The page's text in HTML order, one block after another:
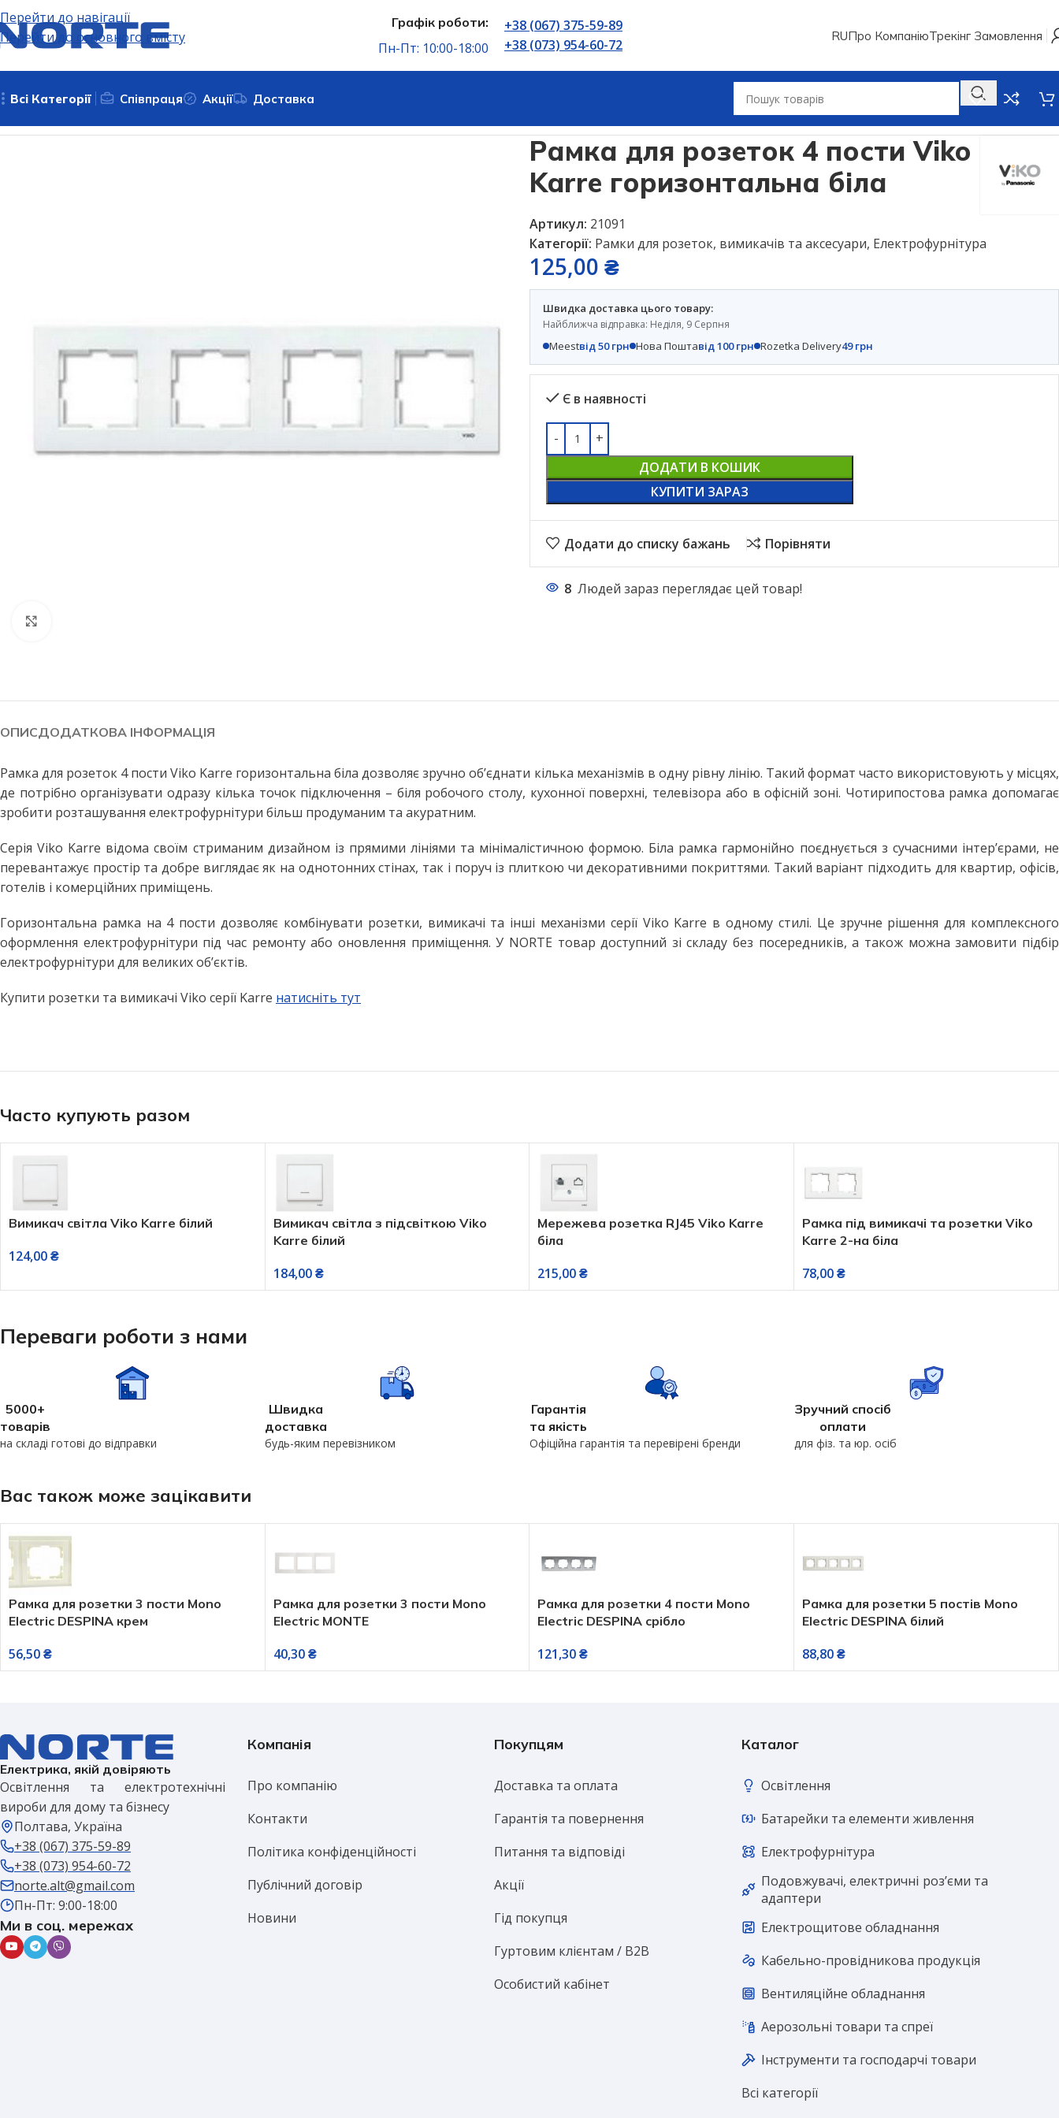
Перейти до навігації
Перейти до основного вмісту
Графік роботи:
Пн-Пт: 10:00-18:00
+38 (067) 375-59-89
+38 (073) 954-60-72
RUПро КомпаніюТрекінг Замовлення
Всі Категорії
Філаментні лампи
Декоративні лампи
Промислові лампи
Інфрачервоні лампи
ВУЛИЧНЕ ОСВІТЛЕННЯ
Прожектори світлодіодні
Вуличні ліхтарі
Вулична гірлянда
ОСВІТЛЕННЯ
Стельові світильники з пультом
Бра та настінні світильники
Точкові світильники
Підвісні світильники
Меблеві світильники
Споти
LED панелі армстронг
Лінійні світильники
ЛІХТАРІ ТА ПЕРЕНОСНІ ЛАМПИ
Ручні ліхтарі
Переносні лампи
КОМПЛЕКТУЮЧІ ДЛЯ
ОСВІТЛЕННЯ
Патрони для ламп
Співпраця Акції Доставка
Рамка для розеток 4 пости Viko
Karre горизонтальна біла
Артикул: 21091
Категорії: Рамки для розеток, вимикачів та аксесуари, Електрофурнітура
125,00 ₴
Швидка доставка цього товару:
Найближча відправка: Неділя, 9 Серпня
Meestвід 50 грн Нова Поштавід 100 грн Rozetka Delivery49 грн
Є в наявності
ДОДАТИ В КОШИК
КУПИТИ ЗАРАЗ
Додати до списку бажань Порівняти
8 Людей зараз переглядає цей товар!
ОПИСДОДАТКОВА ІНФОРМАЦІЯ
Рамка для розеток 4 пости Viko Karre горизонтальна біла дозволяє зручно об’єднати кілька механізмів в одну рівну лінію. Такий формат часто використовують у місцях,
де потрібно організувати одразу кілька точок підключення – біля робочого столу, кухонної поверхні, телевізора або в офісній зоні. Чотирипостова рамка допомагає
зробити розташування електрофурнітури більш продуманим та акуратним.
Серія Viko Karre відома своїм стриманим дизайном із прямими лініями та мінімалістичною формою. Біла рамка гармонійно поєднується з сучасними інтер’єрами, не
перевантажує простір та добре виглядає як на однотонних стінах, так і поруч із плиткою чи декоративними покриттями. Такий варіант підходить для квартир, офісів,
готелів і комерційних приміщень.
Горизонтальна рамка на 4 пости дозволяє комбінувати розетки, вимикачі та інші механізми серії Viko Karre в одному стилі. Це зручне рішення для комплексного
оформлення електрофурнітури під час ремонту або оновлення приміщення. У NORTE товар доступний зі складу без посередників, а також можна замовити підбір
електрофурнітури для великих об’єктів.
Купити розетки та вимикачі Viko серії Karre натисніть тут
Часто купують разом
Вимикач світла Viko Karre білий
124,00₴
Вимикач світла з підсвіткою Viko
Karre білий
184,00₴
Мережева розетка RJ45 Viko Karre
біла
215,00₴
Рамка під вимикачі та розетки Viko
Karre 2-на біла
78,00₴
Переваги роботи з нами
5000+
товарів
на складі готові до відправки
Швидка
доставка
будь-яким перевізником
Гарантія
та якість
Офіційна гарантія та перевірені бренди
Зручний спосіб
оплати
для фіз. та юр. осіб
Вас також може зацікавити
Рамка для розетки 3 пости Mono
Electric DESPINA крем
56,50₴
Рамка для розетки 3 пости Mono
Electric MONTE
40,30₴
Рамка для розетки 4 пости Mono
Electric DESPINA срібло
121,30₴
Рамка для розетки 5 постів Mono
Electric DESPINA білий
88,80₴
Електрика, якій довіряють
Освітлення та електротехнічні
вироби для дому та бізнесу
Полтава, Україна
+38 (067) 375-59-89
+38 (073) 954-60-72
norte.alt@gmail.com
Пн-Пт: 9:00-18:00
Ми в соц. мережах
Компанія
Про компанію
Контакти
Політика конфіденційності
Публічний договір
Новини
Покупцям
Доставка та оплата
Гарантія та повернення
Питання та відповіді
Акції
Гід покупця
Гуртовим клієнтам / B2B
Особистий кабінет
Каталог
Освітлення
Батарейки та елементи живлення
Електрофурнітура
Подовжувачі, електричні розʼєми та
адаптери
Електрощитове обладнання
Кабельно-провідникова продукція
Вентиляційне обладнання
Аерозольні товари та спреї
Інструменти та господарчі товари
Всі категорії